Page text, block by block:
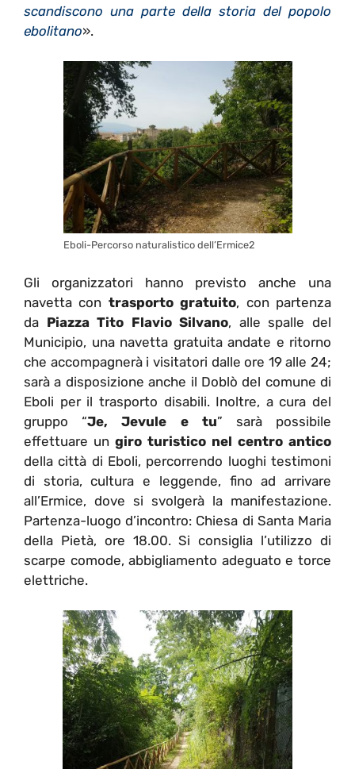
scandiscono una parte della storia del popolo
ebolitano».
Eboli-Percorso naturalistico dell’Ermice2
Gli organizzatori hanno previsto anche una
navetta con trasporto gratuito, con partenza
da Piazza Tito Flavio Silvano, alle spalle del
Municipio, una navetta gratuita andate e ritorno
che accompagnerà i visitatori dalle ore 19 alle 24;
sarà a disposizione anche il Doblò del comune di
Eboli per il trasporto disabili. Inoltre, a cura del
gruppo “Je, Jevule e tu” sarà possibile
effettuare un giro turistico nel centro antico
della città di Eboli, percorrendo luoghi testimoni
di storia, cultura e leggende, fino ad arrivare
all’Ermice, dove si svolgerà la manifestazione.
Partenza-luogo d’incontro: Chiesa di Santa Maria
della Pietà, ore 18.00. Si consiglia l’utilizzo di
scarpe comode, abbigliamento adeguato e torce
elettriche.